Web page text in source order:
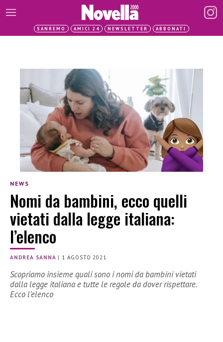
SANREMO AMICI 24 NEWSLETTER ABBONATI
NEWS
Nomi da bambini, ecco quelli
vietati dalla legge italiana:
l’elenco
ANDREA SANNA | 1 AGOSTO 2021
Scopriamo insieme quali sono i nomi da bambini vietati
dalla legge italiana e tutte le regole da dover rispettare.
Ecco l’elenco